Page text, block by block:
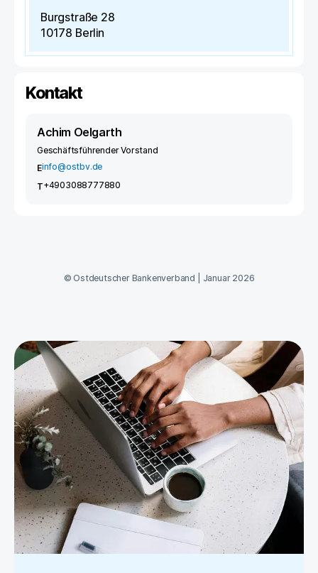
Burgstraße 28
10178 Berlin
Kontakt
Achim Oelgarth
Geschäftsführender Vorstand
Einfo@ostbv.de
T+4903088777880
©Ostdeutscher Bankenverband Januar 2026